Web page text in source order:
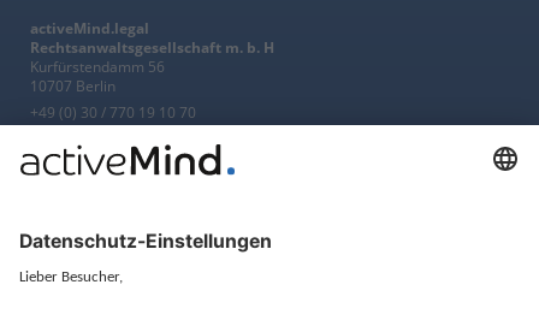
activeMind.legal
Rechtsanwaltsgesellschaft m. b. H
Kurfürstendamm 56
10707 Berlin
+49 (0) 30 / 770 19 10 70
EU-Vertreter
Konzern-Datenschutz
Ratgeber und Artikel